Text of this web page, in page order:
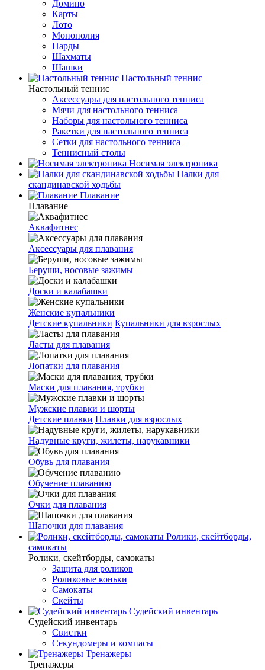
Домино
Карты
Лото
Монополия
Нарды
Шахматы
Шашки
Настольный теннис
Настольный теннис
Аксессуары для настольного тенниса
Мячи для настольного тенниса
Наборы для настольного тенниса
Ракетки для настольного тенниса
Сетки для настольного тенниса
Теннисный столы
Носимая электроника
Палки для
скандинавской ходьбы
Плавание
Плавание
Аквафитнес
Аксессуары для плавания
Беруши, носовые зажимы
Доски и калабашки
Женские купальники
Детские купальники Купальники для взрослых
Ласты для плавания
Лопатки для плавания
Маски для плавания, трубки
Мужские плавки и шорты
Детские плавки Плавки для взрослых
Надувные круги, жилеты, нарукавники
Обувь для плавания
Обучение плаванию
Очки для плавания
Шапочки для плавания
Ролики, скейтборды,
самокаты
Ролики, скейтборды, самокаты
Защита для роликов
Роликовые коньки
Самокаты
Скейты
Судейский инвентарь
Судейский инвентарь
Свистки
Секундомеры и компасы
Тренажеры
Тренажеры